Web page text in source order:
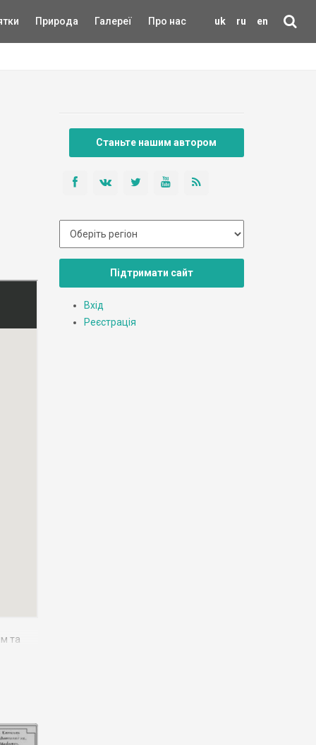
uk ru en
Природа Галереї Про нас
та
Станьте нашим автором
Підтримати сайт
Вхід
Реєстрація